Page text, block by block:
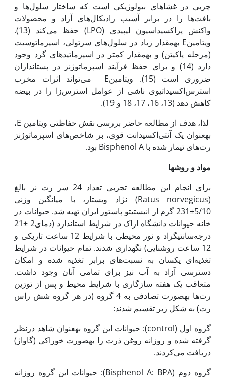
چربی در غشاهای بیولوژیکی است که ساختار سلول‌ها و
بافت‌ها را در برابر آسیب‌ رادیکال‌های آزاد و محصولات
واکنش پراکسیداسیون لیپیدی (LPO) حفظ می‌کند (13).
ویتامینE به‏مقدار زیاد در سلول‌های سرتولی، اسپرماتوسیت
(مرحله پاکیتن) و به‏مقدار کمتر در اسپرماتیدهای گرد وجود
دارد (14) و برای حفظ فرآیند اسپرماتوژنز در پستانداران
ضروری است (15). ویتامینE می‌تواند اثرات مخرب
استرس‌اکسیداتیوی ناشی از عوامل استرس‌زا را در بیضه
کاهش ‌دهد (13، 16، 17، 18 و 19).
لذا، هدف از مطالعه حاضر بررسی نقش حفاظتی ویتامین E،
به‏عنوان یک آنتی‌اکسیدانت قوی، بر شاخص‌های اسپرماتوژنز
رت‌های تیمار شده با Bisphenol A بود.
مواد و روش‏ها
برای انجام این مطالعه تجربی تعداد 24 سر رت نر بالغ
(Ratus norvegicus) نژاد ویستار، با میانگین وزنی
5/10±231 گرم از انیستیتو پاستور ایران تهیه شد. حیوانات در
خانه حیوانات دانشگاه اراک در شرایط استاندارد (دمای2 ±21
درجه‌سانتی‏گراد و نور محیطی با شرایط 12 ساعت تاریکی و
12 ساعت روشنایی) نگه‏داری شدند. تمام حیوانات در شرایط
تغذیه‌ای یکسان به نسبت‌های برابر تغذیه شده و امکان
دسترسی آزاد به آب نیز برای تمامی آنان وجود داشت.
متعاقب یک هفته سازگاری با شرایط محیط و پس از توزین
رت‌ها به‏صورت تصادفی به 4 گروه (در هر گروه شش راس
رت) به شکل زیر تقسیم شدند:
گروه اول (control): حیوانات این گروه به‏عنوان شاهد در‌نظر
گرفته شده و روزانه روغن ذرت را به‏صورت خوراکی (گاواژ)
دریافت می‌کردند.
گروه دوم (Bisphenol A: BPA): حیوانات این گروه روزانه